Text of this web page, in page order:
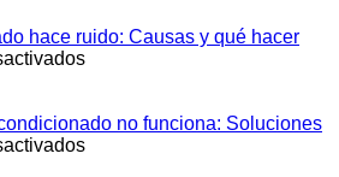
no
pasa
hace ruido: Causas y qué hacer
en
hace
ruido:
no funciona: Soluciones
en